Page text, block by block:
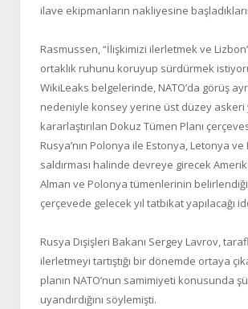
ilave ekipmanların nakliyesine
Rasmussen, “İlişkimizi ilerletmek ve
ortaklık ruhunu koruyup sürdürmek
WikiLeaks belgelerinde, NATO’da görüş
nedeniyle konsey yerine üst düzey askeri
kararlaştırılan Dokuz Tümen Planı
Rusya’nın Polonya ile Estonya, Letonya ve
saldırması halinde devreye girecek
Alman ve Polonya tümenlerinin
çerçevede gelecek yıl tatbikat yapılacağı
Rusya Dışişleri Bakanı Sergey Lavrov,
ilerletmeyi tartıştığı bir dönemde ortaya
planın NATO’nun samimiyeti konusunda
uyandırdığını söylemişti.